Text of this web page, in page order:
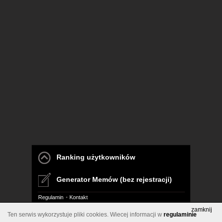
Ranking użytkowników
Generator Memów (bez rejestracji)
Regulamin Kontakt
Pelna wersja
zamknij
Ten serwis wykorzystuje pliki cookies. Wiecej informacji w regulaminie